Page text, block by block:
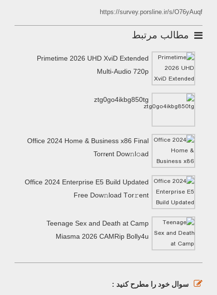
https://survey.porsline.ir/s/O76yAuqf
مطالب مرتبط
Primetime 2026 UHD XviD Extended
Multi-Audio 720p
ztg0go4ikbg850tg
Office 2024 Home & Business x86 Final
Torr𝐞nt Dow𝚗l𝚘аd
Office 2024 Enterprise E5 Build Updated
Frее Dow𝚗load Tоr𝚛ent
Teenage Sex and Death at Camp
Miasma 2026 CAMRip Bolly4u
سوال خود را مطرح کنید :